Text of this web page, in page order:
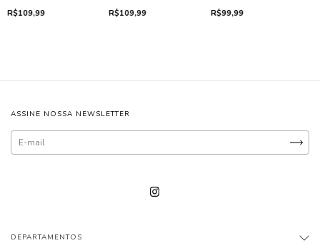
R$109,99 R$109,99 R$99,99
ASSINE NOSSA NEWSLETTER
DEPARTAMENTOS